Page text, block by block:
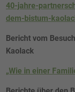
40-jahre-
dem-bistum-
Bericht vom
Kaolack
„Wie in einer